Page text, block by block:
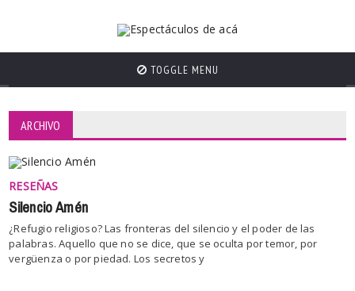
TOGGLE MENU
ARCHIVO
RESEÑAS
Silencio Amén
¿Refugio religioso? Las fronteras del silencio y el poder de las
palabras. Aquello que no se dice, que se oculta por temor, por
vergüenza o por piedad. Los secretos y